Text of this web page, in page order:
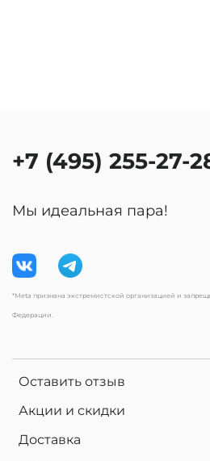
Оставить отзыв
Акции и скидки
Доставка
+7 (495) 255-27-
Мы идеальная пара!
*Meta признана экстремистской организацией и
Федерации.